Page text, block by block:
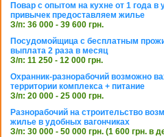
Повар с опытом на кухне от 1 года
привычек предоставляем жилье
З/п: 36 000 - 39 600 грн.
Посудомойщица с бесплатным
выплата 2 раза в месяц
З/п: 11 250 - 12 000 грн.
Охранник-разнорабочий возможно
территории комплекса + питание
З/п: 20 000 - 25 000 грн.
Разнорабочий на строительство
жилье в удобных вагончиках
З/п: 30 000 - 50 000 грн. (1 600 грн. в